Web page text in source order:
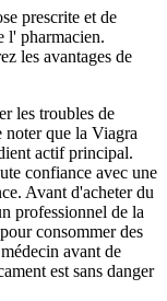
prescrite et de
l' pharmacien.
les avantages de
les troubles de
noter que la Viagra
actif principal.
confiance avec une
Avant d'acheter du
professionnel de la
consommer des
avant de
est sans danger